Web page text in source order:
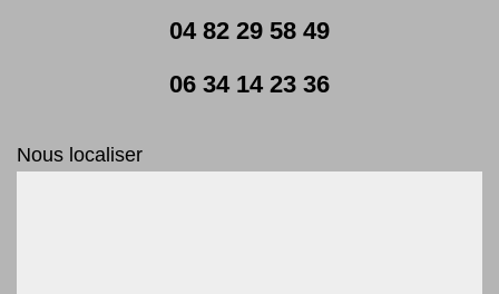
04 82 29 58 49
06 34 14 23 36
Nous localiser